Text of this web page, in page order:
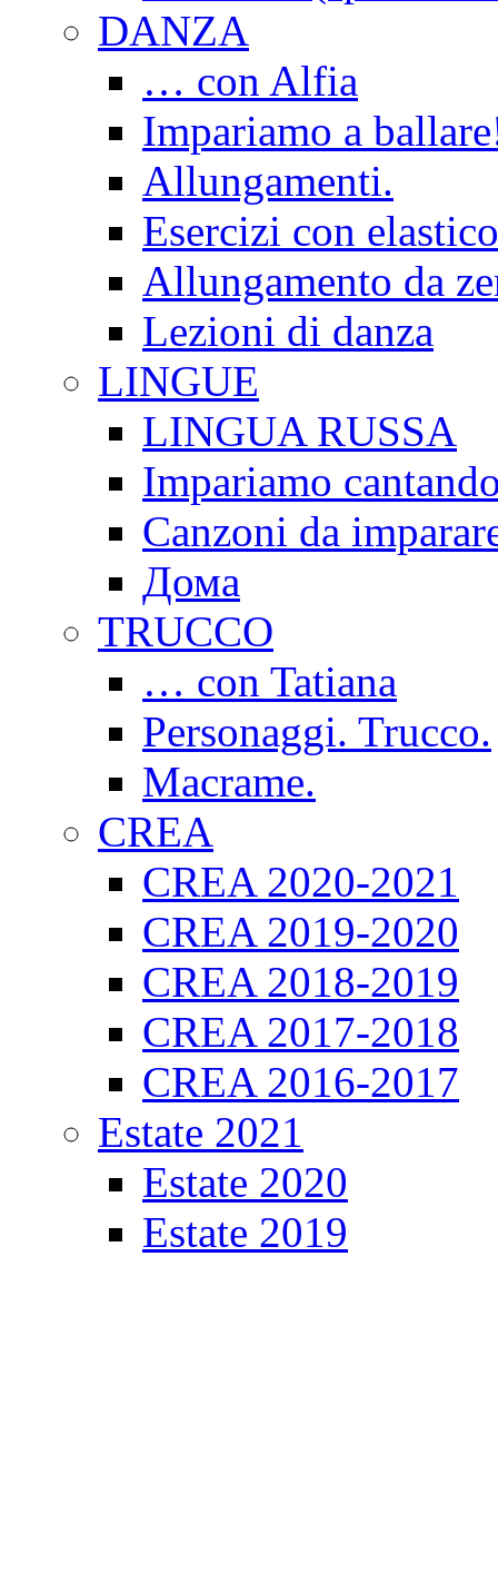
DANZA
… con Alfia
Impariamo a
Allungamenti.
Esercizi con
Allungamento da
Lezioni di danza
LINGUE
LINGUA RUSSA
Impariamo
Canzoni da
Дома
TRUCCO
… con Tatiana
Personaggi. Trucco.
Macrame.
CREA
CREA 2020-2021
CREA 2019-2020
CREA 2018-2019
CREA 2017-2018
CREA 2016-2017
Estate 2021
Estate 2020
Estate 2019